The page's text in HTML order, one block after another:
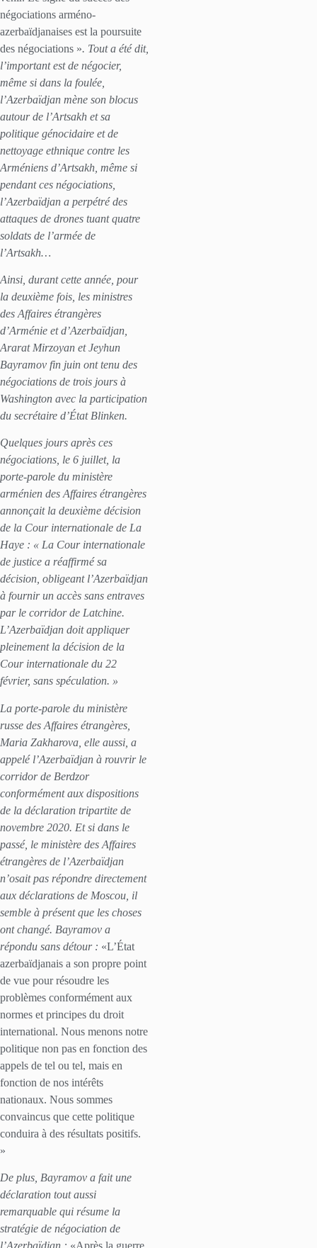
négociations arméno-
azerbaïdjanaises est la poursuite
des négociations ». Tout a été dit,
l’important est de négocier,
même si dans la foulée,
l’Azerbaïdjan mène son blocus
autour de l’Artsakh et sa
politique génocidaire et de
nettoyage ethnique contre les
Arméniens d’Artsakh, même si
pendant ces négociations,
l’Azerbaïdjan a perpétré des
attaques de drones tuant quatre
soldats de l’armée de
l’Artsakh…
Ainsi, durant cette année, pour
la deuxième fois, les ministres
des Affaires étrangères
d’Arménie et d’Azerbaïdjan,
Ararat Mirzoyan et Jeyhun
Bayramov fin juin ont tenu des
négociations de trois jours à
Washington avec la participation
du secrétaire d’État Blinken.
Quelques jours après ces
négociations, le 6 juillet, la
porte-parole du ministère
arménien des Affaires étrangères
annonçait la deuxième décision
de la Cour internationale de La
Haye : « La Cour internationale
de justice a réaffirmé sa
décision, obligeant l’Azerbaïdjan
à fournir un accès sans entraves
par le corridor de Latchine.
L’Azerbaïdjan doit appliquer
pleinement la décision de la
Cour internationale du 22
février, sans spéculation. »
La porte-parole du ministère
russe des Affaires étrangères,
Maria Zakharova, elle aussi, a
appelé l’Azerbaïdjan à rouvrir le
corridor de Berdzor
conformément aux dispositions
de la déclaration tripartite de
novembre 2020. Et si dans le
passé, le ministère des Affaires
étrangères de l’Azerbaïdjan
n’osait pas répondre directement
aux déclarations de Moscou, il
semble à présent que les choses
ont changé. Bayramov a
répondu sans détour : «L’État
azerbaïdjanais a son propre point
de vue pour résoudre les
problèmes conformément aux
normes et principes du droit
international. Nous menons notre
politique non pas en fonction des
appels de tel ou tel, mais en
fonction de nos intérêts
nationaux. Nous sommes
convaincus que cette politique
conduira à des résultats positifs.
»
De plus, Bayramov a fait une
déclaration tout aussi
remarquable qui résume la
stratégie de négociation de